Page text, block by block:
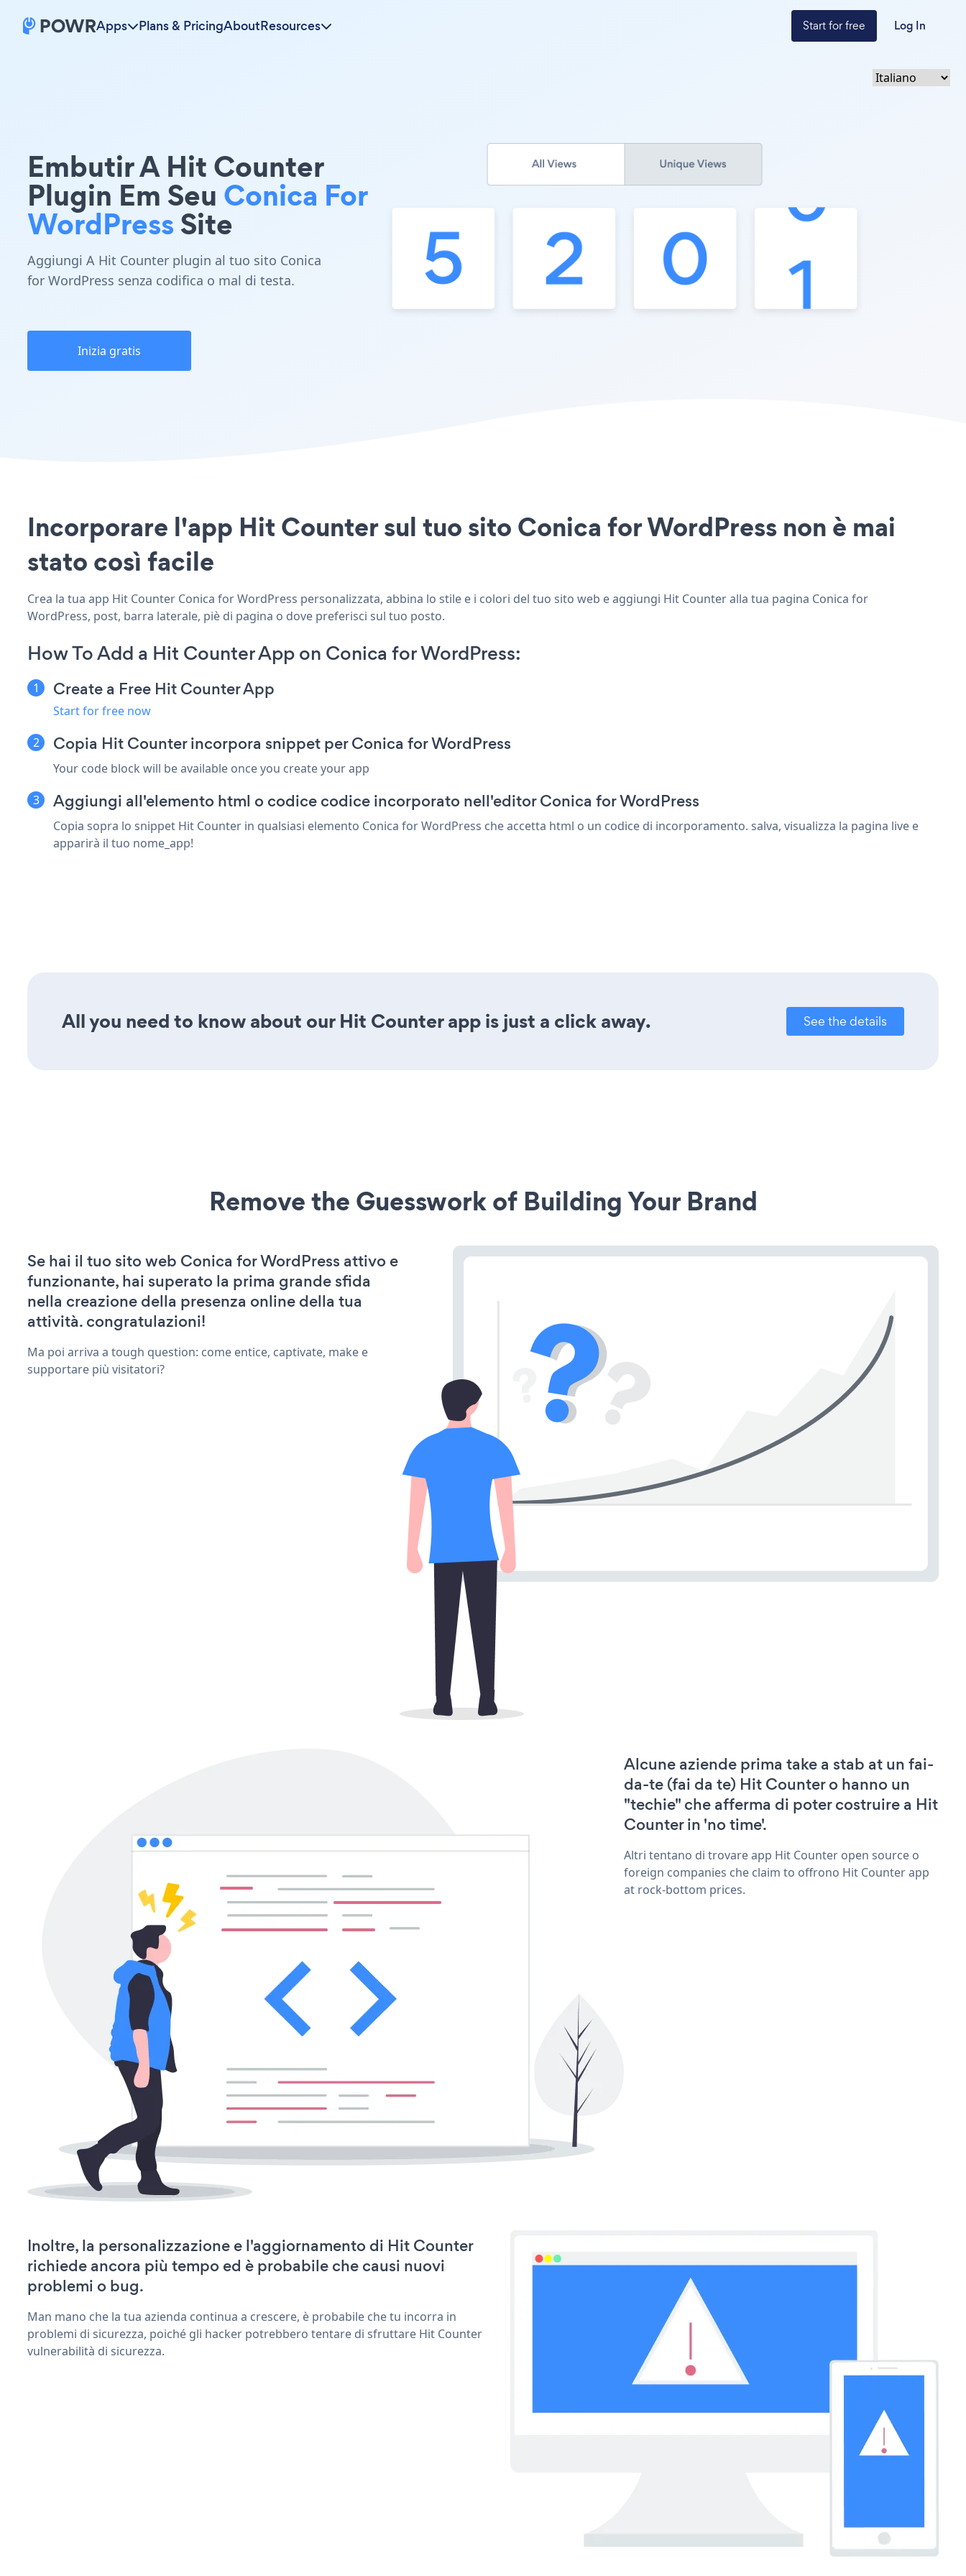
Apps Plans & PricingAboutResources Start for free Log In
Embutir A Hit Counter
Plugin Em Seu Conica For
WordPressSite
Aggiungi A Hit Counter plugin al tuo sito Conica
for WordPress senza codifica o mal di testa.
Inizia gratis
Incorporare l'app Hit Counter sul tuo sito Conica for WordPress non è mai
stato così facile
Crea la tua app Hit Counter Conica for WordPress personalizzata, abbina lo stile e i colori del tuo sito web e aggiungi Hit Counter alla tua pagina Conica for
WordPress, post, barra laterale, piè di pagina o dove preferisci sul tuo posto.
How To Add a Hit Counter App on Conica for WordPress:
Create a Free Hit Counter App
Start for free now
Copia Hit Counter incorpora snippet per Conica for WordPress
Your code block will be available once you create your app
Aggiungi all'elemento html o codice codice incorporato nell'editor Conica for WordPress
Copia sopra lo snippet Hit Counter in qualsiasi elemento Conica for WordPress che accetta html o un codice di incorporamento. salva, visualizza la pagina live e
apparirà il tuo nome_app!
All you need to know about our Hit Counter app is just a click away. See the details
Remove the Guesswork of Building Your Brand
Se hai il tuo sito web Conica for WordPress attivo e
funzionante, hai superato la prima grande sfida
nella creazione della presenza online della tua
attività. congratulazioni!
Ma poi arriva a tough question: come entice, captivate, make e
supportare più visitatori?
Alcune aziende prima take a stab at un fai-
da-te (fai da te) Hit Counter o hanno un
"techie" che afferma di poter costruire a Hit
Counter in 'no time'.
Altri tentano di trovare app Hit Counter open source o
foreign companies che claim to offrono Hit Counter app
at rock-bottom prices.
Inoltre, la personalizzazione e l'aggiornamento di Hit Counter
richiede ancora più tempo ed è probabile che causi nuovi
problemi o bug.
Man mano che la tua azienda continua a crescere, è probabile che tu incorra in
problemi di sicurezza, poiché gli hacker potrebbero tentare di sfruttare Hit Counter
vulnerabilità di sicurezza.